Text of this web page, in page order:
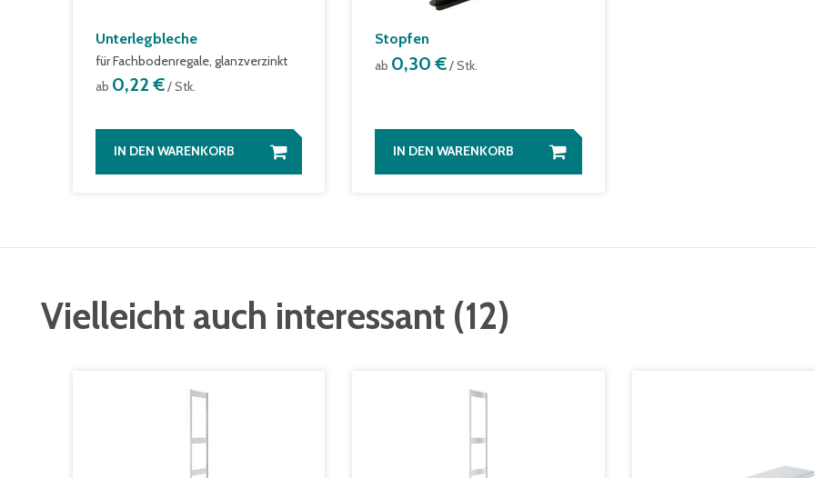
Unterlegbleche
für Fachbodenregale, glanzverzinkt
ab 0,22 €/ Stk.
IN DEN WARENKORB
Stopfen
ab 0,30 €/ Stk.
IN DEN WARENKORB
Vielleicht auch interessant (12)